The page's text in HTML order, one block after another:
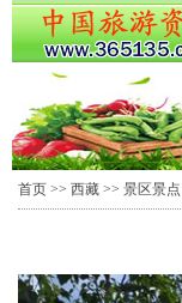
首页 >> 西藏 >> 景区景点